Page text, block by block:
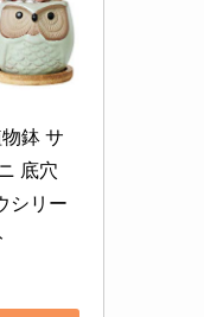
鉢 サ
底穴
シリー